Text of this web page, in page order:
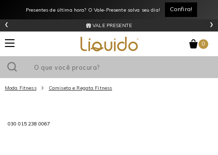
Presentes de última hora? O Vale-Presente salva seu dia! Confira!
VALE PRESENTE
‹ ›
0
Moda Fitness Camiseta e Regata Fitness
030 015 238 0067